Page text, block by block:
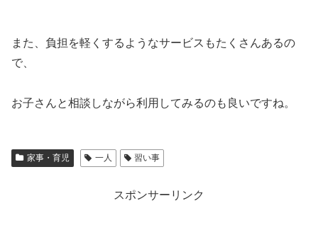
また、負担を軽くするようなサービスもたくさんあるの
で、
お子さんと相談しながら利用してみるのも良いですね。
家事・育児 一人 習い事
スポンサーリンク